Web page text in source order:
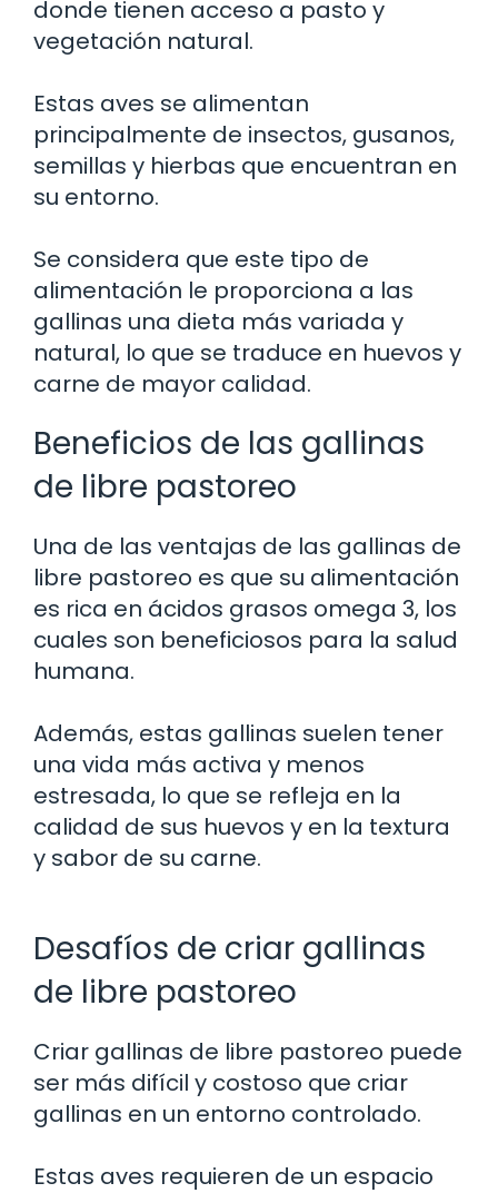
donde tienen acceso a pasto y
vegetación natural.
Estas aves se alimentan
principalmente de insectos, gusanos,
semillas y hierbas que encuentran en
su entorno.
Se considera que este tipo de
alimentación le proporciona a las
gallinas una dieta más variada y
natural, lo que se traduce en huevos y
carne de mayor calidad.
Beneficios de las gallinas
de libre pastoreo
Una de las ventajas de las gallinas de
libre pastoreo es que su alimentación
es rica en ácidos grasos omega 3, los
cuales son beneficiosos para la salud
humana.
Además, estas gallinas suelen tener
una vida más activa y menos
estresada, lo que se refleja en la
calidad de sus huevos y en la textura
y sabor de su carne.
Desafíos de criar gallinas
de libre pastoreo
Criar gallinas de libre pastoreo puede
ser más difícil y costoso que criar
gallinas en un entorno controlado.
Estas aves requieren de un espacio